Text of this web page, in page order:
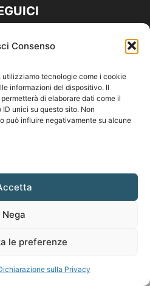
Consenso
utilizziamo tecnologie come i cookie
informazioni del dispositivo. Il
di elaborare dati come il
unici su questo sito. Non
può influire negativamente su alcune
Nega
le preferenze
sulla Privacy